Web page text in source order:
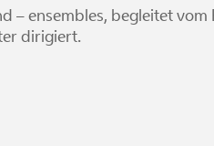
ensembles, begleitet vom
dirigiert.